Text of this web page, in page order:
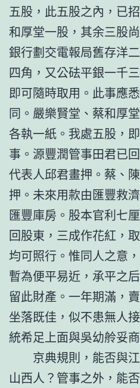
五股，此五股之內，已
和厚堂一股，其余三股
銀行劃交電報局舊存洋
四角，又公砝平銀一千
即可隨時取用。此事應
同。嚴樂賢堂、蔡和厚
各執一紙。我處五股，
事。源豐潤管事田君已
代表人邱君畫押。蔡、
押。未來用款由匯豐救
匯豐庫房。股本官利七
回股東，三成作花紅，
均可照行。惟同人之意
暫為便平易近，承平之
留此財產。一年期滿，
坐落既佳，似不患無人
統希足上面與吳幼舲妥
京典規則，能否與
山西人？管事之外，能